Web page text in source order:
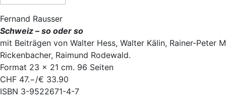
Fernand Rausser
Schweiz – so oder so
mit Beiträgen von Walter Hess, Walter Kälin, Rainer-Peter
Rickenbacher, Raimund Rodewald.
Format 23 × 21 cm. 96 Seiten
CHF 47.−/€ 33.90
ISBN 3-9522671-4-7